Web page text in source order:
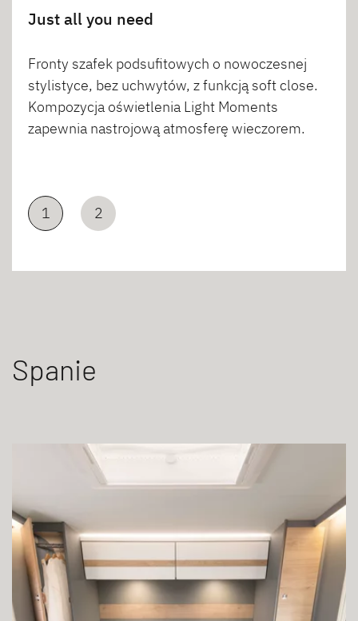
Just all you need
Fronty szafek podsufitowych o nowoczesnej
stylistyce, bez uchwytów, z funkcją soft close.
Kompozycja oświetlenia Light Moments
zapewnia nastrojową atmosferę wieczorem.
1 2
Spanie